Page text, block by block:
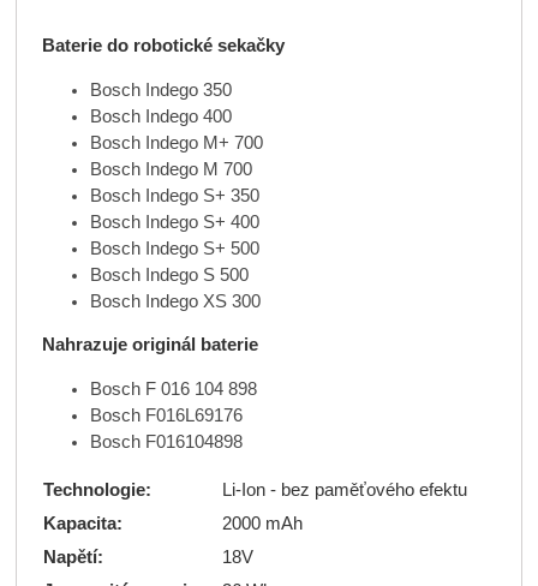
Baterie do robotické sekačky
Bosch Indego 350
Bosch Indego 400
Bosch Indego M+ 700
Bosch Indego M 700
Bosch Indego S+ 350
Bosch Indego S+ 400
Bosch Indego S+ 500
Bosch Indego S 500
Bosch Indego XS 300
Nahrazuje originál baterie
Bosch F 016 104 898
Bosch F016L69176
Bosch F016104898
Technologie:
Li-Ion - bez paměťového efektu
Kapacita:
2000 mAh
Napětí:
18V